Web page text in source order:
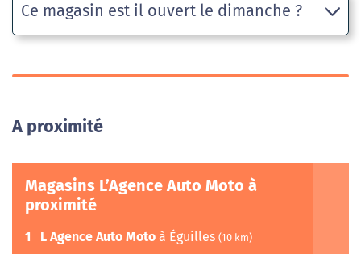
Ce magasin est il ouvert le dimanche ?
A proximité
Magasins L’Agence Auto Moto à
proximité
1 L Agence Auto Moto à Éguilles (10 km)